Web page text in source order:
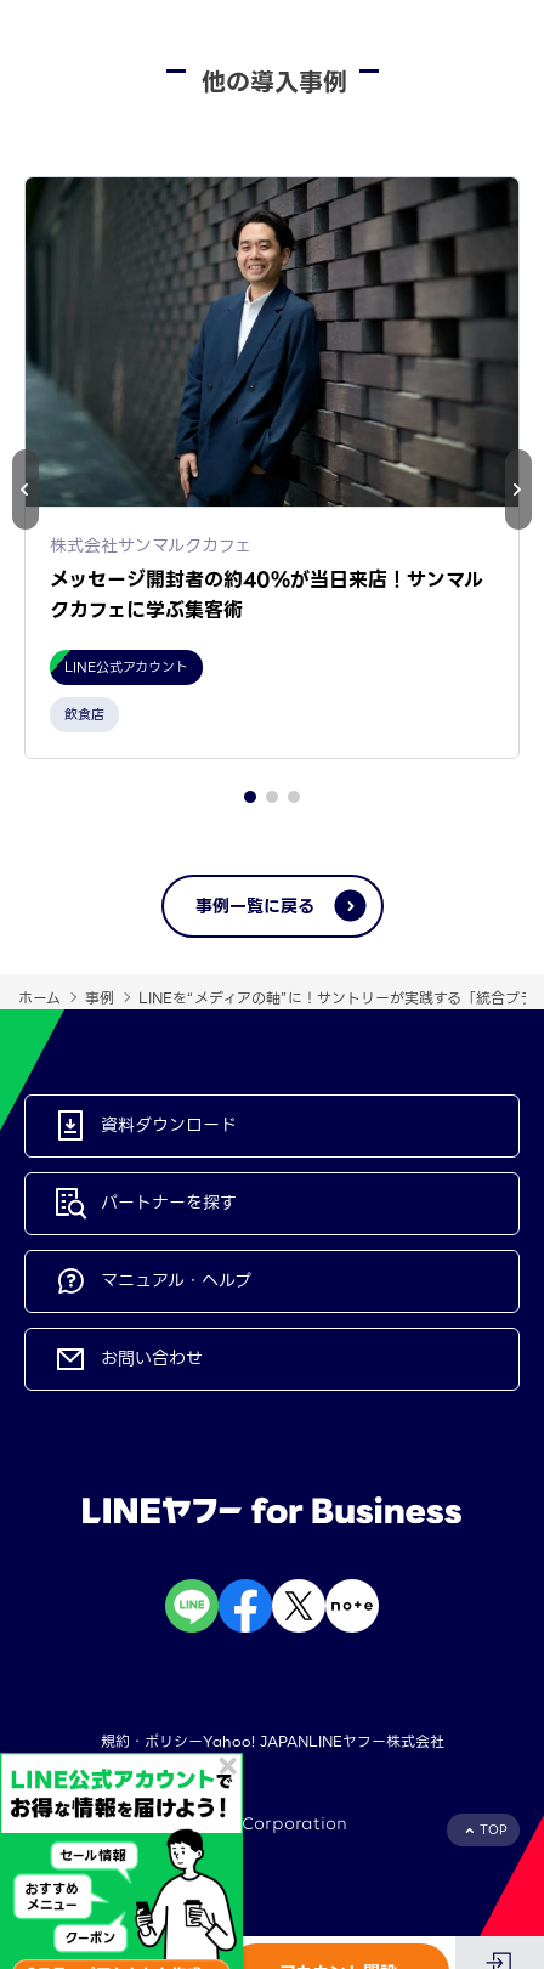
他の導入事例
株式会社サンマルクカフェ
メッセージ開封者の約40%が当日来店！サンマル
クカフェに学ぶ集客術
LINE公式アカウント
飲食店
事例一覧に戻る
ホーム 事例 LINEを“メディアの軸”に！サントリーが実践する「統合プ
資料ダウンロード
パートナーを探す
マニュアル・ヘルプ
お問い合わせ
TOP
規約・ポリシーYahoo! JAPANLINEヤフー株式会社
©︎ LY Corporation